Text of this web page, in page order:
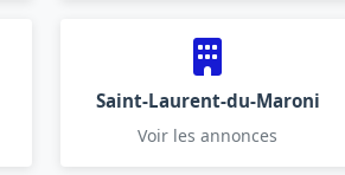
Saint-Laurent-du-Maroni
Voir les annonces